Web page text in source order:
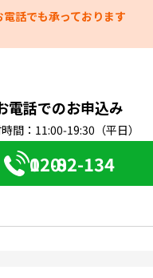
電話でも承っております
電話でのお申込み
間：11:00-19:30（平日）
0120-082-134